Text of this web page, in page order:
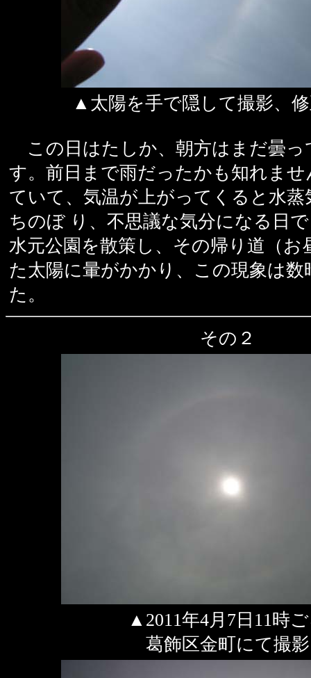
▲太陽を手で隠して撮影、
この日はたしか、朝方はまだ曇っ
す。前日まで雨だったかも知れま
ていて、気温が上がってくると水
ちのぼ り、不思議な気分になる日
水元公園を散策し、その帰り道（お
た太陽に暈がかかり、この現象は数
た。
その２
▲2011年4月7日11時
葛飾区金町にて撮影